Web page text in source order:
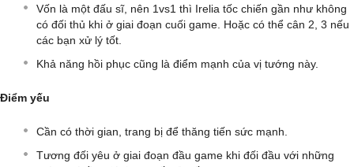
Vốn là một đấu sĩ, nên 1vs1 thì Irelia tốc chiến gần như không
có đối thủ khi ở giai đoạn cuối game. Hoặc có thể cân 2, 3 nếu
các bạn xử lý tốt.
Khả năng hồi phục cũng là điểm mạnh của vị tướng này.
Điểm yếu
Cần có thời gian, trang bị để thăng tiến sức mạnh.
Tương đối yêu ở giai đoạn đầu game khi đối đầu với những